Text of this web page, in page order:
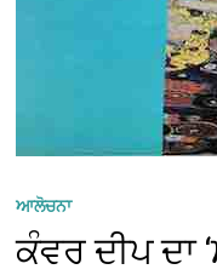
ਆਲੋਚਨਾ
ਕੰਵਰ ਦੀਪ ਦਾ